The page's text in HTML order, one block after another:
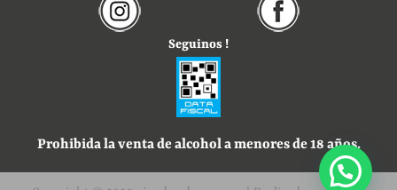
Seguinos !
Prohibida la venta de alcohol a menores de 18 años.